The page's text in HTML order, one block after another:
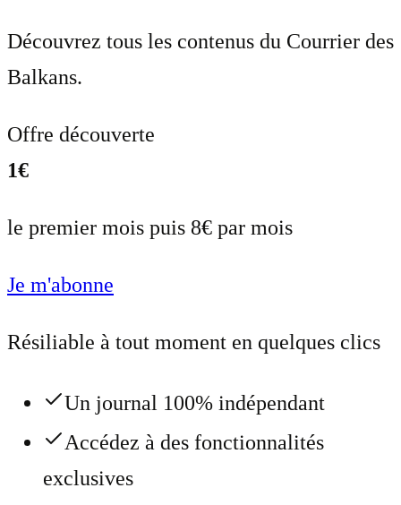
Découvrez tous les contenus du Courrier des
Balkans.
Offre découverte
1€
le premier mois puis 8€ par mois
Je m'abonne
Résiliable à tout moment en quelques clics
Un journal 100% indépendant
Accédez à des fonctionnalités
exclusives